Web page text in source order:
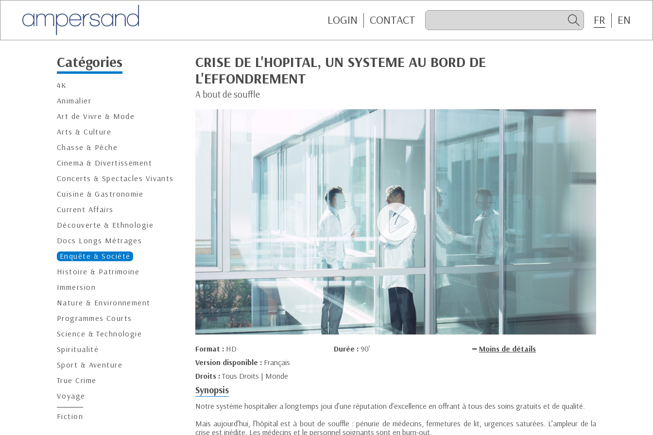
LOGIN CONTACT FR EN
Catégories
4K
Animalier
Art de Vivre & Mode
Arts & Culture
Chasse & Pêche
Cinema & Divertissement
Concerts & Spectacles Vivants
Cuisine & Gastronomie
Current Affairs
Découverte & Ethnologie
Docs Longs Métrages
Enquête & Société
Histoire & Patrimoine
Immersion
Nature & Environnement
Programmes Courts
Science & Technologie
Spiritualité
Sport & Aventure
True Crime
Voyage
Fiction
CRISE DE L'HOPITAL, UN SYSTEME AU BORD DE
L'EFFONDREMENT
A bout de souffle
Format : HD Durée : 90’
Moins de détails
Version disponible : Français
Droits :Tous Droits | Monde
Synopsis
Notre système hospitalier a longtemps joui d’une réputation d’excellence en offrant à tous des soins gratuits et de qualité.
Mais aujourd’hui, l’hôpital est à bout de souffle : pénurie de médecins, fermetures de lit, urgences saturées. L’ampleur de la
crise est inédite. Les médecins et le personnel soignants sont en burn-out.